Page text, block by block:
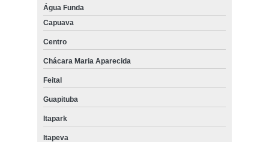
Água Funda
Capuava
Centro
Chácara Maria Aparecida
Feital
Guapituba
Itapark
Itapeva